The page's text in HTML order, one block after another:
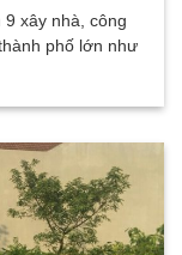
xây nhà, công
phố lớn như